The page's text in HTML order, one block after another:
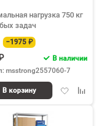
нагрузка 750 кг
задач
−1975 ₽
В наличии
msstrong2557060-7
Добавить
В корзину